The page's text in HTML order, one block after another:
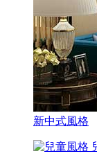
新中式風格